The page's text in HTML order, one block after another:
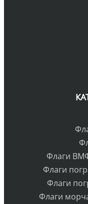
Флаги
Флаги
Флаги
Флаги